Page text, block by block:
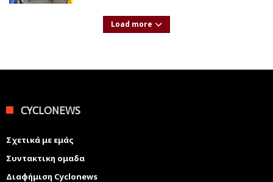
Load more
CYCLONEWS
Σχετικά με εμάς
Συντακτικη ομαδα
Διαφήμιση Cyclonews